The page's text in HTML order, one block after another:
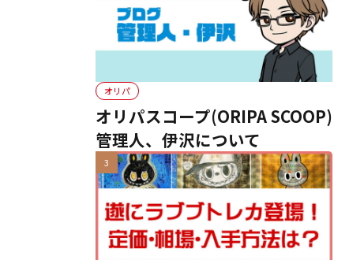
オリパ
オリパスコープ(ORIPA SCOOP)
管理人、伊沢について